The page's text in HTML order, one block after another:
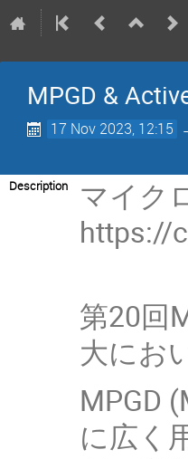
MPGD &
17 Nov 2023, 12:15
Description
マイク
https://
第20回
大にお
MPGD
に広く